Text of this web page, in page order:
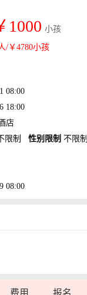
1000 小孩
/￥4780小孩
08:00
18:00
店
限制 性别限制 不限制
08:00